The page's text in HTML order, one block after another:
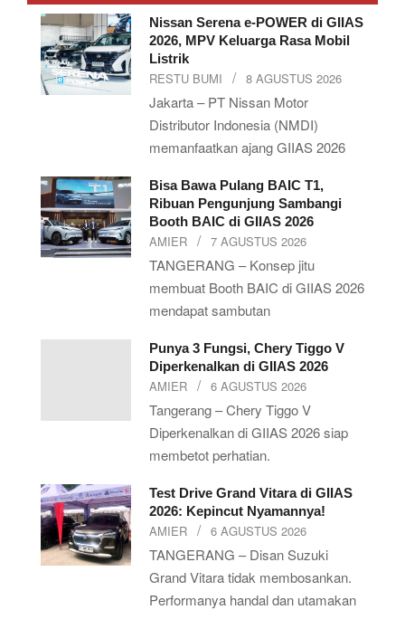
Nissan Serena e-POWER di GIIAS
2026, MPV Keluarga Rasa Mobil
Listrik
RESTU BUMI 8 AGUSTUS 2026
Jakarta – PT Nissan Motor
Distributor Indonesia (NMDI)
memanfaatkan ajang GIIAS 2026
Bisa Bawa Pulang BAIC T1,
Ribuan Pengunjung Sambangi
Booth BAIC di GIIAS 2026
AMIER 7 AGUSTUS 2026
TANGERANG – Konsep jitu
membuat Booth BAIC di GIIAS 2026
mendapat sambutan
Punya 3 Fungsi, Chery Tiggo V
Diperkenalkan di GIIAS 2026
AMIER 6 AGUSTUS 2026
Tangerang – Chery Tiggo V
Diperkenalkan di GIIAS 2026 siap
membetot perhatian.
Test Drive Grand Vitara di GIIAS
2026: Kepincut Nyamannya!
AMIER 6 AGUSTUS 2026
TANGERANG – Disan Suzuki
Grand Vitara tidak membosankan.
Performanya handal dan utamakan